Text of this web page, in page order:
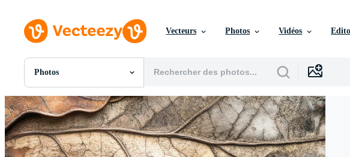
Vecteurs Photos Vidéos
Photos
Toutes Images
Photos
PNGs
PSDs
SVGs
Modèles